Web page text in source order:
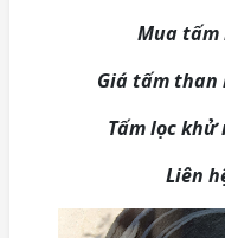
Mua tấm
Giá tấm than
Tấm lọc
Liên